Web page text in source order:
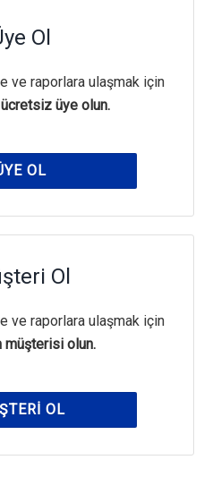
Ol
ve raporlara ulaşmak için
ücretsiz üye olun.
OL
Ol
ve raporlara ulaşmak için
müşterisi olun.
OL